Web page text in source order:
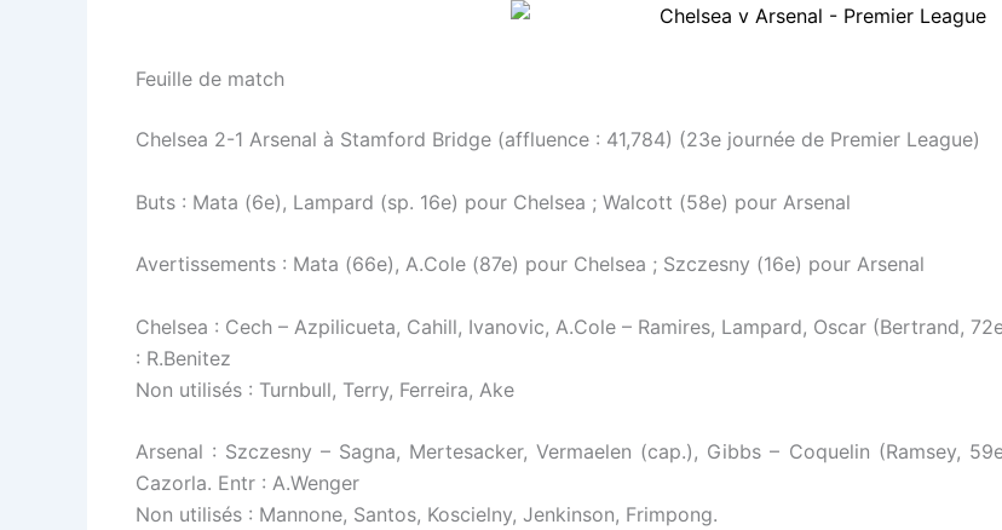
Feuille de match
Chelsea 2-1 Arsenal à Stamford Bridge (affluence : 41,784) (23e journée de Premier League)
Buts : Mata (6e), Lampard (sp. 16e) pour Chelsea ; Walcott (58e) pour Arsenal
Avertissements : Mata (66e), A.Cole (87e) pour Chelsea ; Szczesny (16e) pour Arsenal
Chelsea : Cech – Azpilicueta, Cahill, Ivanovic, A.Cole – Ramires, Lampard, Oscar (Bertrand,
: R.Benitez
Non utilisés : Turnbull, Terry, Ferreira, Ake
Arsenal : Szczesny – Sagna, Mertesacker, Vermaelen (cap.), Gibbs – Coquelin (Ramsey,
Cazorla. Entr : A.Wenger
Non utilisés : Mannone, Santos, Koscielny, Jenkinson, Frimpong.